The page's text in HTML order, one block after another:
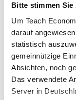
Bitte stimmen Sie
Um Teach
darauf
statistisch
gemeinnützige
Absichten, noch
Das verwendete
Server in
Themenbereich
Soziale
Zeitbedarf
3 Unterrichtsstunden